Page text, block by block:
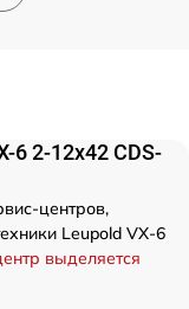
6 2-12x42 CDS-
центров,
Leupold VX-6
выделяется